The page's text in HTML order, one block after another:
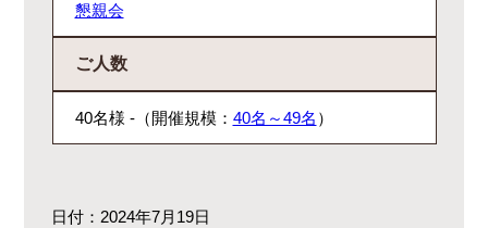
懇親会
ご人数
40名様 -（開催規模： 40名～49名 ）
日付：2024年7月19日